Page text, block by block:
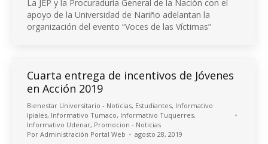
La JEP y la Procuraduría General de la Nación con el
apoyo de la Universidad de Nariño adelantan la
organización del evento “Voces de las Víctimas”
Cuarta entrega de incentivos de Jóvenes
en Acción 2019
Bienestar Universitario - Noticias, Estudiantes, Informativo
Ipiales, Informativo Tumaco, Informativo Tuquerres,
Informativo Udenar, Promocion - Noticias
Por Administración Portal Web agosto 28, 2019